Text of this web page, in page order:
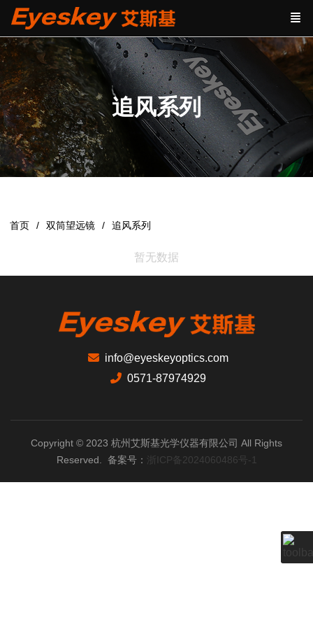
追风系列
首页 双筒望远镜 追风系列
暂无数据
info@eyeskeyoptics.com
0571-87974929
Copyright © 2023 杭州艾斯基光学仪器有限公司 All Rights
Reserved. 备案号： 浙ICP备2024060486号-1